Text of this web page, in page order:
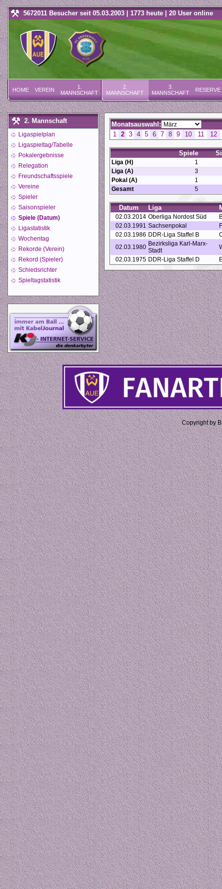
5672011 Besucher seit 05.03.2003 | 1773 heute | 20 User online
HOME VEREIN
1.
MANNSCHAFT
2.
MANNSCHAFT
3.
MANNSCHAFT
RESERVE
2. Mannschaft
Ligaspielplan
Ligaspieltag/Tabelle
Pokalergebnisse
Relegation
Freundschaftsspiele
Vereine
Spieler
Saisonspieler
Spiele (Datum)
Ligastatistik
Wochentag
Rekorde (Verein)
Rekord (Spieler)
Schiedsrichter
Spieltagstatistik
Monatsauswahl:
1
2 3 4 5 6 7 8 9 10 11 12
Spiele
Liga (H)
1
Liga (A)
3
Pokal (A)
1
Gesamt
5
Datum Liga
02.03.2014 Oberliga Nordost Süd
02.03.1991 Sachsenpokal
02.03.1986 DDR-Liga Staffel B
02.03.1980 Bezirksliga Karl-Marx-
Stadt
02.03.1975 DDR-Liga Staffel D
Copyright by